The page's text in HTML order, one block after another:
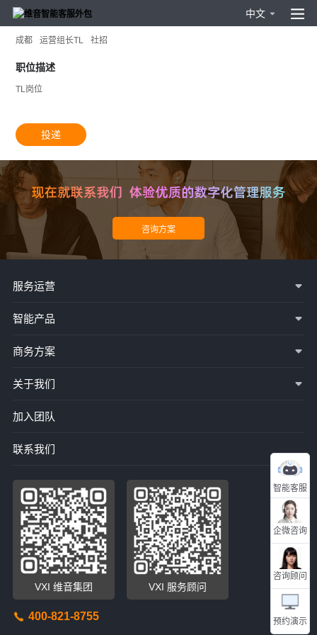
中文
TL
成都 运营组长TL 社招
职位描述
TL岗位
投递
智能客服
企微咨询
咨询顾问
预约演示
服务运营
智能产品
商务方案
关于我们
加入团队
联系我们
VXI 维音集团 VXI 服务顾问
400-821-8755